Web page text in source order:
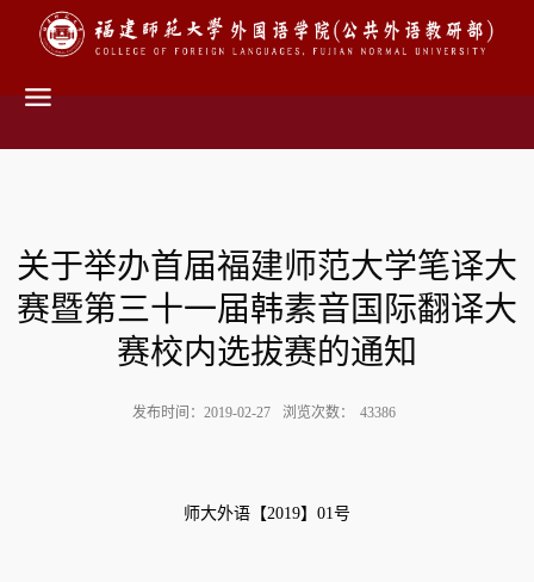
关于举办首届福建师范大学笔译大
赛暨第三十一届韩素音国际翻译大
赛校内选拔赛的通知
发布时间：2019-02-27 浏览次数： 43386
师大外语【2019】01号